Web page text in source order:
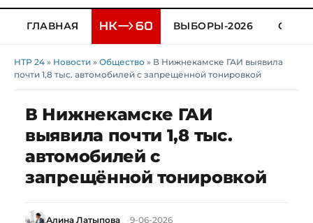
ГЛАВНАЯ ВЫБОРЫ-2026
НТР 24 » Новости » Общество » В Нижнекамске ГАИ выявила
почти 1,8 тыс. автомобилей с запрещённой тонировкой
В Нижнекамске ГАИ
выявила почти 1,8 тыс.
автомобилей с
запрещённой тонировкой
Алина Латыпова 9-06-2026